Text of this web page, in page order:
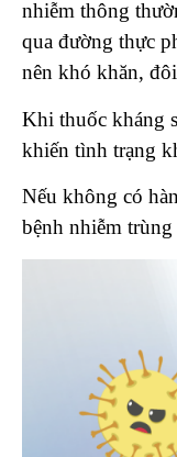
nhiễm thông
qua đường thực
nên khó khăn,
Khi thuốc kháng
khiến tình trạng
Nếu không có
bệnh nhiễm